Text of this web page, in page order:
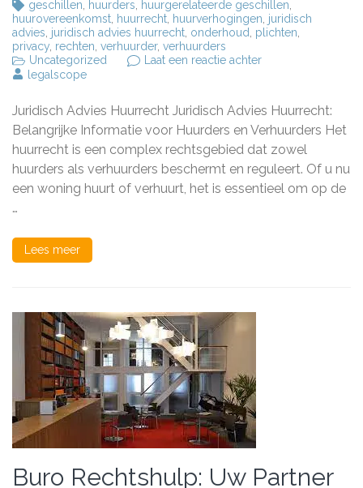
geschillen huurders huurgerelateerde geschillen
huurovereenkomst huurrecht huurverhogingen juridisch
advies juridisch advies huurrecht onderhoud plichten
privacy rechten verhuurder, verhuurders
Uncategorized
Laat een reactie achterop
over
Huurrecht:
Essentiële
Informatie
voor
Huurders
en
legalscope
Juridisch Advies Huurrecht Juridisch Advies Huurrecht:
Belangrijke Informatie voor Huurders en Verhuurders Het
huurrecht is een complex rechtsgebied dat zowel
huurders als verhuurders beschermt en reguleert. Of u nu
een woning huurt of verhuurt, het is essentieel om op de
…
Lees meer
Buro Rechtshulp: Uw Partner